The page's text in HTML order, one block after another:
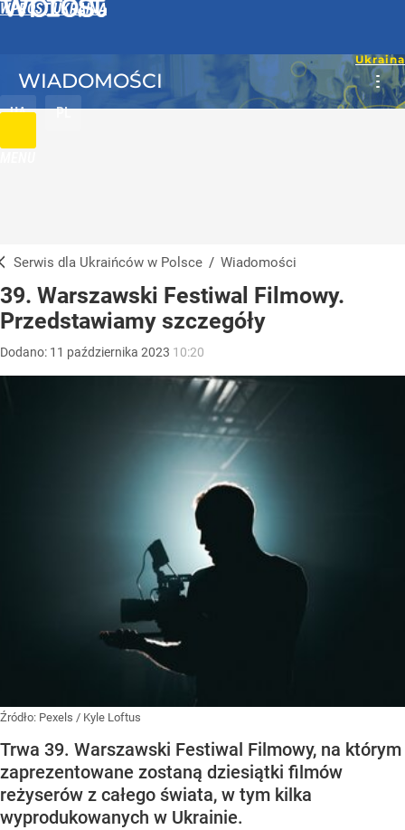
WPROST UKRAINA
UA PL
WIADOMOŚCI
Serwis dla Ukraińców w Polsce / Wiadomości
39. Warszawski Festiwal Filmowy.
Przedstawiamy szczegóły
Dodano: 11 października 2023 10:20
Źródło: Pexels / Kyle Loftus
Trwa 39. Warszawski Festiwal Filmowy, na którym
zaprezentowane zostaną dziesiątki filmów
reżyserów z całego świata, w tym kilka
wyprodukowanych w Ukrainie.